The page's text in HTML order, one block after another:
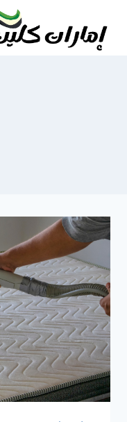
المحتوى